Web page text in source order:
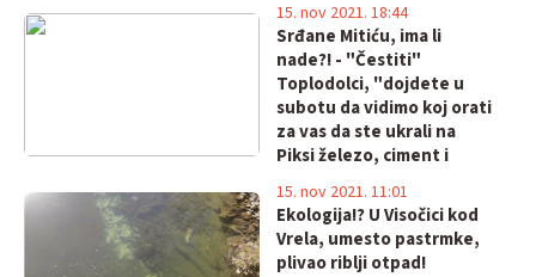
Srđane Mitiću, ima li
nade?! - "Čestiti"
Toplodolci, "dojdete u
subotu da vidimo koj orati
za vas da ste ukrali na
Piksi železo, ciment i
15. nov 2021. 18:44
Ekologija!? U Visočici kod
Vrela, umesto pastrmke,
plivao riblji otpad!
15. nov 2021. 11:01